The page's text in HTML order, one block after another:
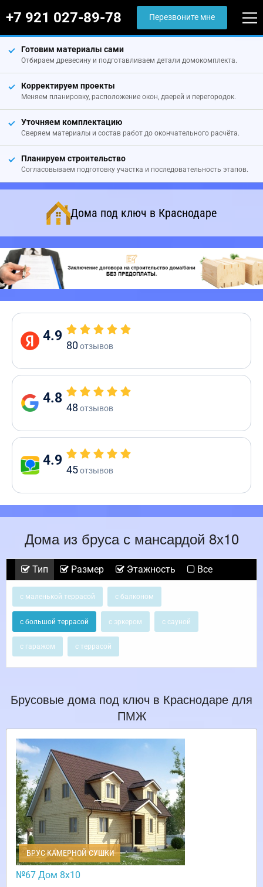
+7 921 027-89-78 Перезвоните мне
Готовим материалы сами
Отбираем древесину и подготавливаем детали домокомплекта.
Корректируем проекты
Меняем планировку, расположение окон, дверей и перегородок.
Уточняем комплектацию
Сверяем материалы и состав работ до окончательного расчёта.
Планируем строительство
Согласовываем подготовку участка и последовательность этапов.
Дома под ключ в Краснодаре
4.9
80отзывов
4.8
48 отзывов
4.9
45отзывов
Дома из бруса с мансардой 8х10
Тип Размер Этажность Все
с маленькой террасой с балконом
с большой террасой с эркером с сауной
с гаражом с террасой
Брусовые дома под ключ в Краснодаре для
ПМЖ
БРУС КАМЕРНОЙ СУШКИ
№67 Дом 8х10